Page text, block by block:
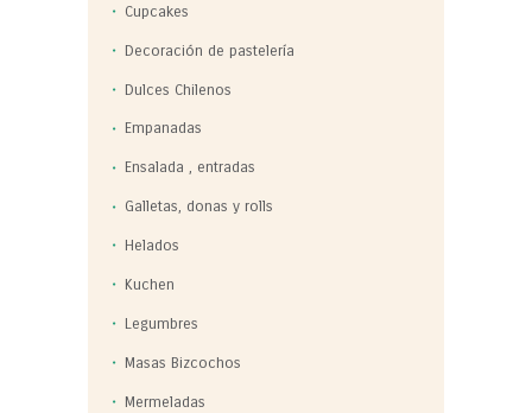
Cupcakes
Decoración de pastelería
Dulces Chilenos
Empanadas
Ensalada , entradas
Galletas, donas y rolls
Helados
Kuchen
Legumbres
Masas Bizcochos
Mermeladas